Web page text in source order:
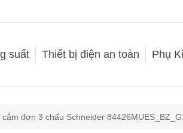
suất Thiết bị điện an toàn Phụ
cắm đơn 3 chấu Schneider